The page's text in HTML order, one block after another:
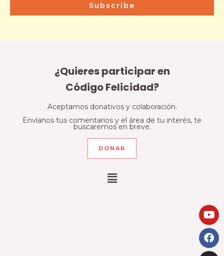
Subscribe
¿Quieres participar en
Código Felicidad?
Aceptamos donativos y colaboración.
Envíanos tus comentarios y el área de tu interés, te
buscaremos en breve.
DONAR